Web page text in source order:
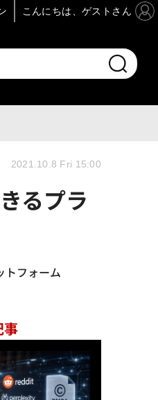
るプラ
トフォーム
2021.10.8 Fri 15:00
事
こんにちは、ゲストさん